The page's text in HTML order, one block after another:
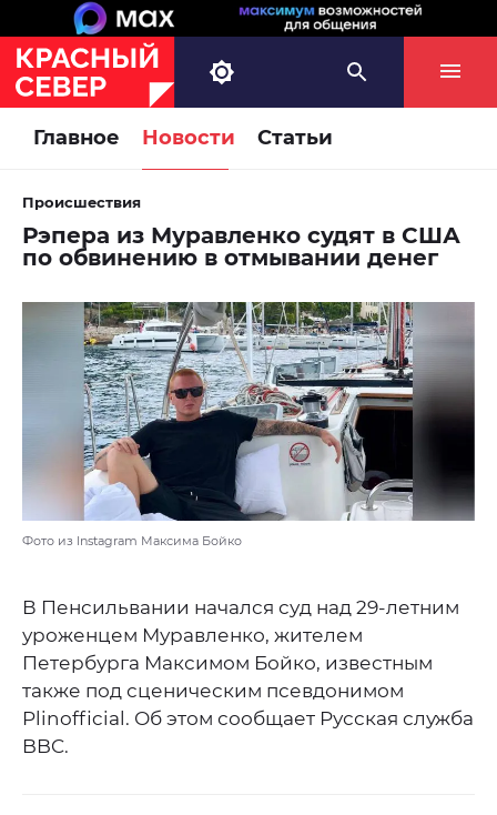
Главное Новости Статьи
Происшествия
Рэпера из Муравленко судят в США
по обвинению в отмывании денег
Фото из Instagram Максима Бойко
В Пенсильвании начался суд над 29-летним
уроженцем Муравленко, жителем
Петербурга Максимом Бойко, известным
также под сценическим псевдонимом
Plinofficial. Об этом сообщает Русская служба
BBC.